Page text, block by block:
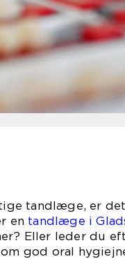
tandlæge, er
en tandlæge i
Eller leder du
god oral